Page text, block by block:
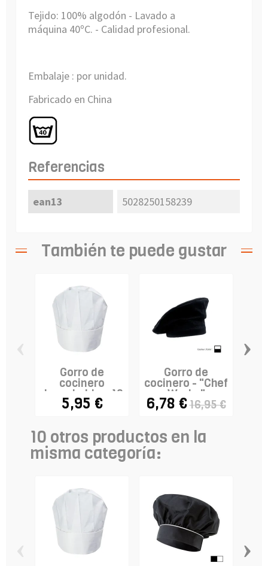
Tejido: 100% algodón - Lavado a
máquina 40ºC. - Calidad profesional.
Embalaje : por unidad.
Fabricado en China
Referencias
ean13 5028250158239
También te puede gustar
Gorro de
cocinero
desechable x 10
- modelo...
5,95 €
Gorro de
cocinero - "Chef
Works"
6,78 €16,95 €
›
10 otros productos en la
misma categoría:
›